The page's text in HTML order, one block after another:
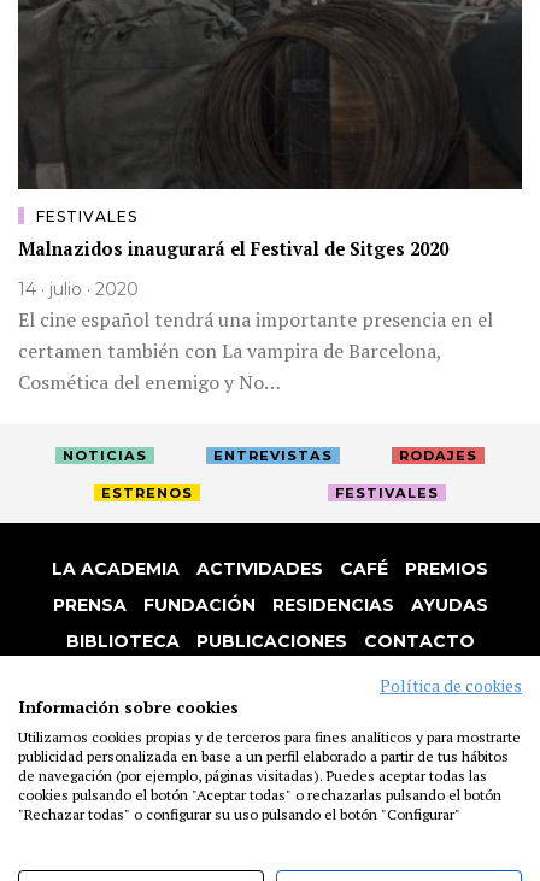
FESTIVALES
Malnazidos inaugurará el Festival de Sitges 2020
14 · julio · 2020
El cine español tendrá una importante presencia en el
certamen también con La vampira de Barcelona,
Cosmética del enemigo y No…
NOTICIAS ENTREVISTAS RODAJES
ESTRENOS FESTIVALES
LA ACADEMIA ACTIVIDADES CAFÉ
PREMIOS
PRENSA
FUNDACIÓN RESIDENCIAS
AYUDAS
BIBLIOTECA
PUBLICACIONES
CONTACTO
COOKIES
Política de cookies
Información sobre cookies
Utilizamos cookies propias y de terceros para fines analíticos y para mostrarte
publicidad personalizada en base a un perfil elaborado a partir de tus hábitos
de navegación (por ejemplo, páginas visitadas). Puedes aceptar todas las
cookies pulsando el botón "Aceptar todas" o rechazarlas pulsando el botón
"Rechazar todas" o configurar su uso pulsando el botón "Configurar"